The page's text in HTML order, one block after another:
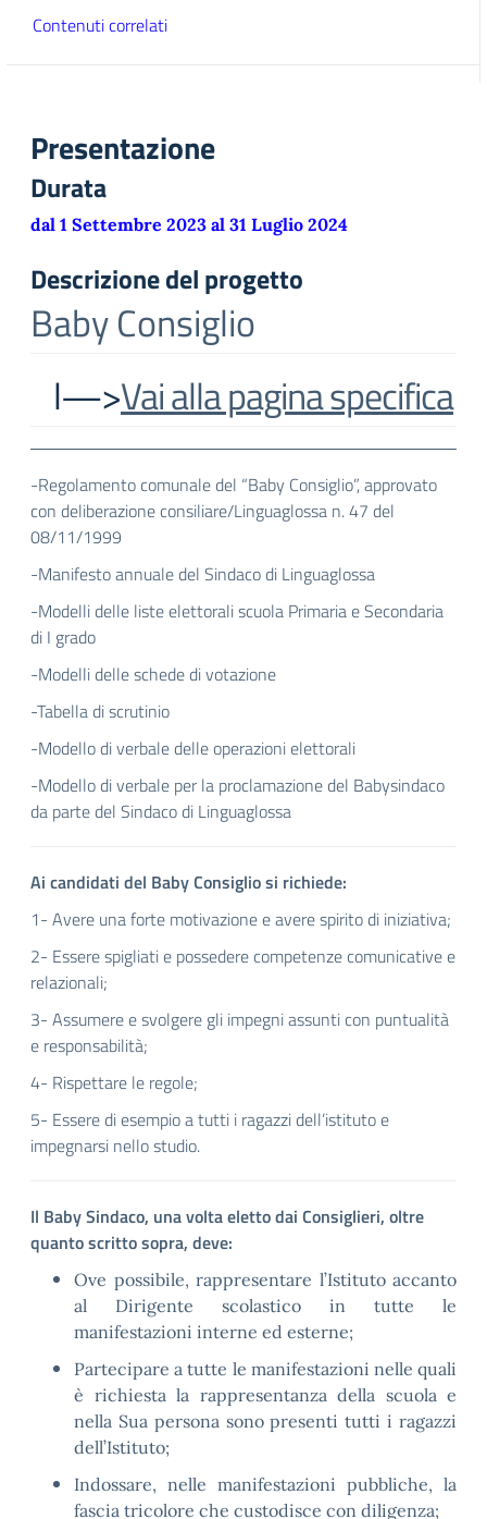
Contenuti correlati
Presentazione
Durata
dal 1 Settembre 2023 al 31 Luglio 2024
Descrizione del progetto
Baby Consiglio
l—>Vai alla pagina specifica
-Regolamento comunale del “Baby Consiglio”, approvato
con deliberazione consiliare/Linguaglossa n. 47 del
08/11/1999
-Manifesto annuale del Sindaco di Linguaglossa
-Modelli delle liste elettorali scuola Primaria e Secondaria
di I grado
-Modelli delle schede di votazione
-Tabella di scrutinio
-Modello di verbale delle operazioni elettorali
-Modello di verbale per la proclamazione del Babysindaco
da parte del Sindaco di Linguaglossa
Ai candidati del Baby Consiglio si richiede:
1- Avere una forte motivazione e avere spirito di iniziativa;
2- Essere spigliati e possedere competenze comunicative e
relazionali;
3- Assumere e svolgere gli impegni assunti con puntualità
e responsabilità;
4- Rispettare le regole;
5- Essere di esempio a tutti i ragazzi dell’istituto e
impegnarsi nello studio.
Il Baby Sindaco, una volta eletto dai Consiglieri, oltre
quanto scritto sopra, deve:
Ove possibile, rappresentare l’Istituto accanto
al Dirigente scolastico in tutte le
manifestazioni interne ed esterne;
Partecipare a tutte le manifestazioni nelle quali
è richiesta la rappresentanza della scuola e
nella Sua persona sono presenti tutti i ragazzi
dell’Istituto;
Indossare, nelle manifestazioni pubbliche, la
fascia tricolore che custodisce con diligenza;